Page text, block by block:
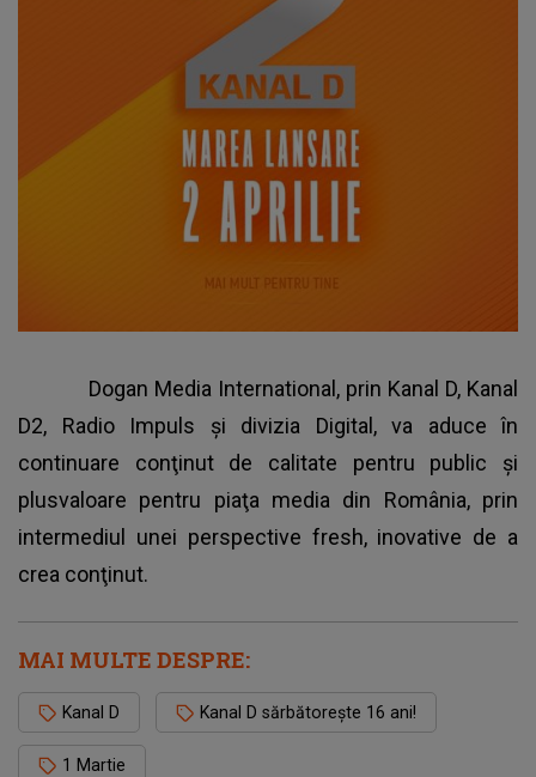
Dogan Media International, prin Kanal D, Kanal
D2, Radio Impuls şi divizia Digital, va aduce în
continuare conţinut de calitate pentru public şi
plusvaloare pentru piaţa media din România, prin
intermediul unei perspective fresh, inovative de a
crea conţinut.
MAI MULTE DESPRE:
Kanal D Kanal D sărbătoreşte 16 ani!
1 Martie